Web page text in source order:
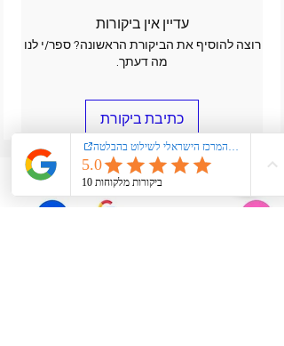
כיתוב בהבלטה
בצבע-שחור,לבן,אדום,ירוק,כחול
שלט איכותי ומתאים לתנאי חוץ .
חוקי להתקינם במקום לוחיות הרכב ולא ניתן
לייצר עם מספר לוחית רכב אלה רק כיתוב.
עדיין אין ביקורות
רוצה להוסיף את הביקורת הראשונה? ספר/י לנו
מה דעתך.
כתיבת ביקורת